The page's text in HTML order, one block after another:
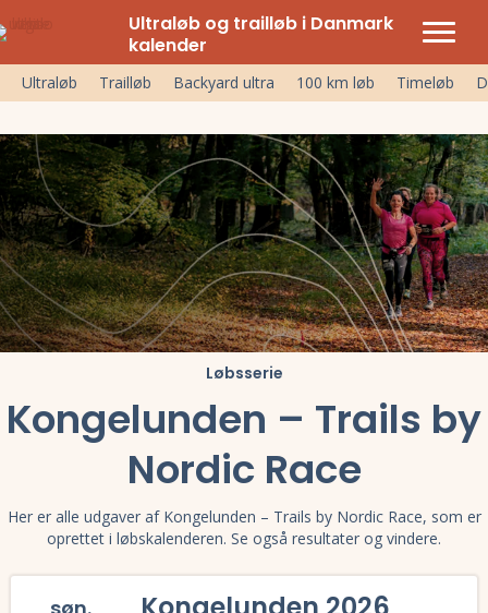
Ultraløb og trailløb i Danmark
kalender
Ultraløb Trailløb Backyard ultra 100 km løb Timeløb
Løbsserie
Kongelunden – Trails by
Nordic Race
Her er alle udgaver af Kongelunden – Trails by Nordic Race, som er
oprettet i løbskalenderen. Se også resultater og vindere.